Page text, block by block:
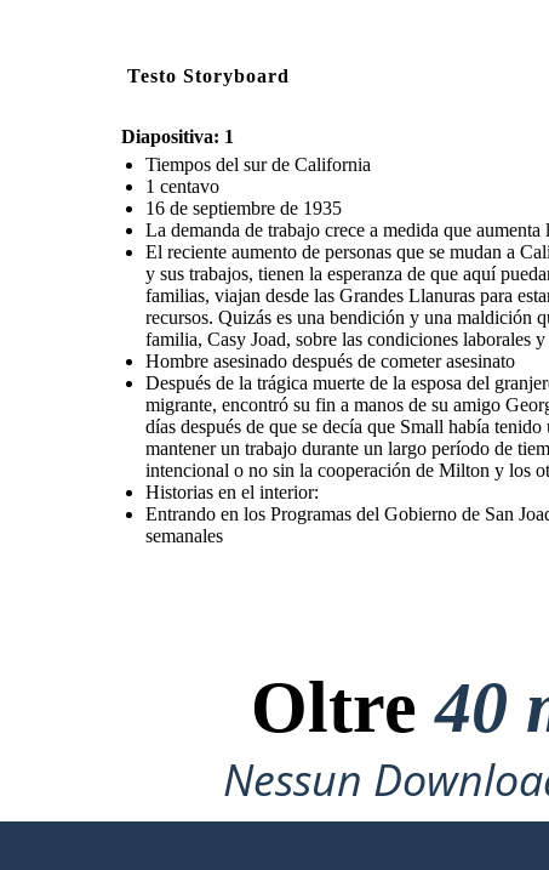
Testo Storyboard
Diapositiva: 1
Tiempos del sur de California
1 centavo
16 de septiembre de 1935
La demanda de trabajo crece a medida que aumenta
El reciente aumento de personas que se mudan a
y sus trabajos, tienen la esperanza de que aquí
familias, viajan desde las Grandes Llanuras para
recursos. Quizás es una bendición y una maldición
familia, Casy Joad, sobre las condiciones laborales
Hombre asesinado después de cometer asesinato
Después de la trágica muerte de la esposa del
migrante, encontró su fin a manos de su amigo
días después de que se decía que Small había
mantener un trabajo durante un largo período de
intencional o no sin la cooperación de Milton y los
Historias en el interior:
Entrando en los Programas del Gobierno de San
semanales
Oltre40
Nessun